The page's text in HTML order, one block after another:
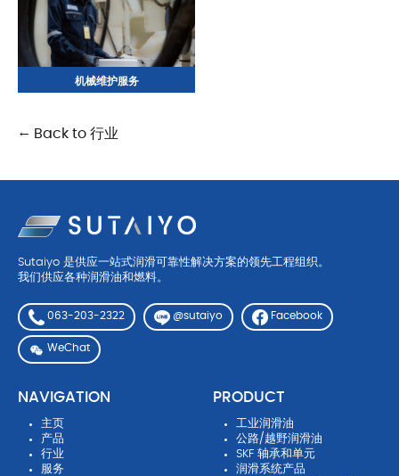
机械维护服务
← Back to 行业
Sutaiyo 是供应一站式润滑可靠性解决方案的领先工程组织。
我们供应各种润滑油和燃料。
063-203-2322 @sutaiyo Facebook
WeChat
NAVIGATION
主页
产品
行业
服务
PRODUCT
工业润滑油
公路/越野润滑油
SKF 轴承和单元
润滑系统产品